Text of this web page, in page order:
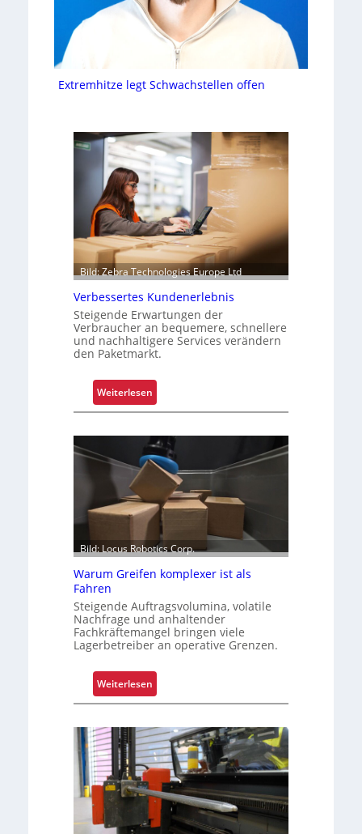
Extremhitze legt Schwachstellen offen
Bild: Zebra Technologies Europe Ltd
Verbessertes Kundenerlebnis
Steigende Erwartungen der
Verbraucher an bequemere, schnellere
und nachhaltigere Services verändern
den Paketmarkt.
Weiterlesen:
V
r
b
s
r
t
e
K
u
n
e
n
r
l
e
n
i
Bild: Locus Robotics Corp.
Warum Greifen komplexer ist als
Fahren
Steigende Auftragsvolumina, volatile
Nachfrage und anhaltender
Fachkräftemangel bringen viele
Lagerbetreiber an operative Grenzen.
Weiterlesen:
W
r
u
m
r
e